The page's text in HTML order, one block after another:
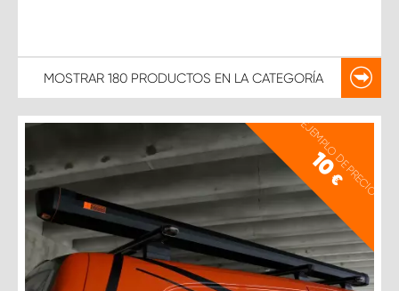
MOSTRAR 180 PRODUCTOS EN LA CATEGORÍA
EJEMPLO DE PRECIO
10
€